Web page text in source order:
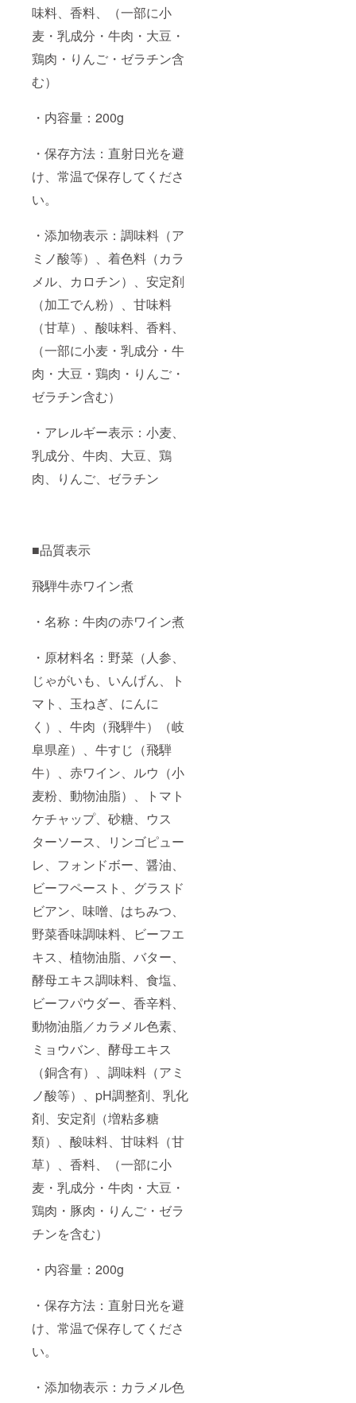
味料、香料、（一部に小
麦・乳成分・牛肉・大豆・
鶏肉・りんご・ゼラチン含
む）
・内容量：200g
・保存方法：直射日光を避
け、常温で保存してくださ
い。
・添加物表示：調味料（ア
ミノ酸等）、着色料（カラ
メル、カロチン）、安定剤
（加工でん粉）、甘味料
（甘草）、酸味料、香料、
（一部に小麦・乳成分・牛
肉・大豆・鶏肉・りんご・
ゼラチン含む）
・アレルギー表示：小麦、
乳成分、牛肉、大豆、鶏
肉、りんご、ゼラチン
■品質表示
飛騨牛赤ワイン煮
・名称：牛肉の赤ワイン煮
・原材料名：野菜（人参、
じゃがいも、いんげん、ト
マト、玉ねぎ、にんに
く）、牛肉（飛騨牛）（岐
阜県産）、牛すじ（飛騨
牛）、赤ワイン、ルウ（小
麦粉、動物油脂）、トマト
ケチャップ、砂糖、ウス
ターソース、リンゴピュー
レ、フォンドボー、醤油、
ビーフペースト、グラスド
ビアン、味噌、はちみつ、
野菜香味調味料、ビーフエ
キス、植物油脂、バター、
酵母エキス調味料、食塩、
ビーフパウダー、香辛料、
動物油脂／カラメル色素、
ミョウバン、酵母エキス
（銅含有）、調味料（アミ
ノ酸等）、pH調整剤、乳化
剤、安定剤（増粘多糖
類）、酸味料、甘味料（甘
草）、香料、（一部に小
麦・乳成分・牛肉・大豆・
鶏肉・豚肉・りんご・ゼラ
チンを含む）
・内容量：200g
・保存方法：直射日光を避
け、常温で保存してくださ
い。
・添加物表示：カラメル色